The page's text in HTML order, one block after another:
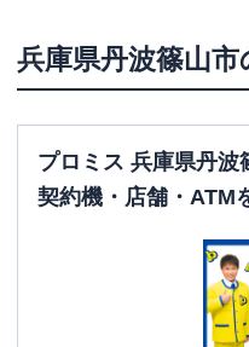
兵庫県丹波篠山市
プロミス 兵庫県丹波
契約機・店舗・ATM